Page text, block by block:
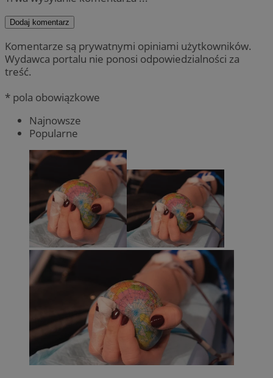
Dodaj komentarz
Komentarze są prywatnymi opiniami użytkowników.
Wydawca portalu nie ponosi odpowiedzialności za
treść.
* pola obowiązkowe
Najnowsze
Popularne